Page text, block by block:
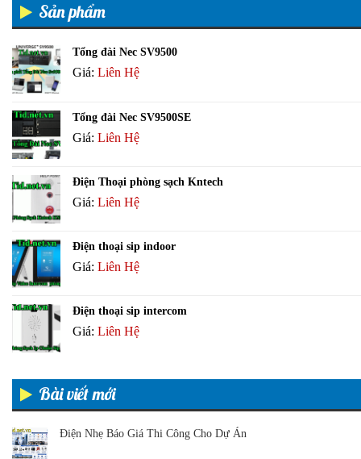
Sản phẩm
Tổng đài Nec SV9500
Giá: Liên Hệ
Tổng đài Nec SV9500SE
Giá: Liên Hệ
Điện Thoại phòng sạch Kntech
Giá: Liên Hệ
Điện thoại sip indoor
Giá: Liên Hệ
Điện thoại sip intercom
Giá: Liên Hệ
Bài viết mới
Điện Nhẹ Báo Giá Thi Công Cho Dự Án